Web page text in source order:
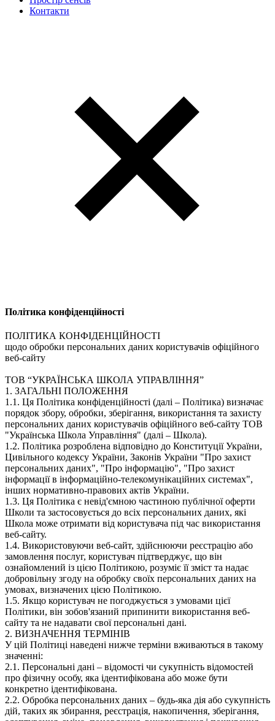
Контакти
Політика конфіденційностi
ПОЛІТИКА КОНФІДЕНЦІЙНОСТІ
щодо обробки персональних даних користувачів офіційного
веб-сайту
ТОВ “УКРАЇНСЬКА ШКОЛА УПРАВЛІННЯ”
1. ЗАГАЛЬНІ ПОЛОЖЕННЯ
1.1. Ця Політика конфіденційності (далі – Політика) визначає
порядок збору, обробки, зберігання, використання та захисту
персональних даних користувачів офіційного веб-сайту ТОВ
"Українська Школа Управління" (далі – Школа).
1.2. Політика розроблена відповідно до Конституції України,
Цивільного кодексу України, Законів України "Про захист
персональних даних", "Про інформацію", "Про захист
інформації в інформаційно-телекомунікаційних системах",
інших нормативно-правових актів України.
1.3. Ця Політика є невід'ємною частиною публічної оферти
Школи та застосовується до всіх персональних даних, які
Школа може отримати від користувача під час використання
веб-сайту.
1.4. Використовуючи веб-сайт, здійснюючи реєстрацію або
замовлення послуг, користувач підтверджує, що він
ознайомлений із цією Політикою, розуміє її зміст та надає
добровільну згоду на обробку своїх персональних даних на
умовах, визначених цією Політикою.
1.5. Якщо користувач не погоджується з умовами цієї
Політики, він зобов'язаний припинити використання веб-
сайту та не надавати свої персональні дані.
2. ВИЗНАЧЕННЯ ТЕРМІНІВ
У цій Політиці наведені нижче терміни вживаються в такому
значенні:
2.1. Персональні дані – відомості чи сукупність відомостей
про фізичну особу, яка ідентифікована або може бути
конкретно ідентифікована.
2.2. Обробка персональних даних – будь-яка дія або сукупність
дій, таких як збирання, реєстрація, накопичення, зберігання,